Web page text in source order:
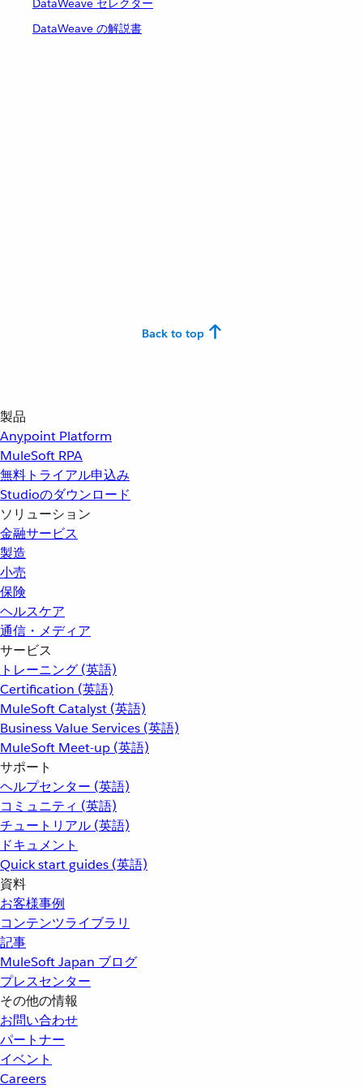
DataWeave セレクター
DataWeave の解説書
Back to top
製品
Anypoint Platform
MuleSoft RPA
無料トライアル申込み
Studioのダウンロード
ソリューション
金融サービス
製造
小売
保険
ヘルスケア
通信・メディア
サービス
トレーニング (英語)
Certification (英語)
MuleSoft Catalyst (英語)
Business Value Services (英語)
MuleSoft Meet-up (英語)
サポート
ヘルプセンター (英語)
コミュニティ (英語)
チュートリアル (英語)
ドキュメント
Quick start guides (英語)
資料
お客様事例
コンテンツライブラリ
記事
MuleSoft Japan ブログ
プレスセンター
その他の情報
お問い合わせ
パートナー
イベント
Careers